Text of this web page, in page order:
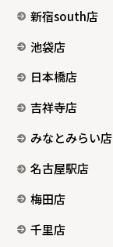
新宿south店
池袋店
日本橋店
吉祥寺店
みなとみらい店
名古屋駅店
梅田店
千里店